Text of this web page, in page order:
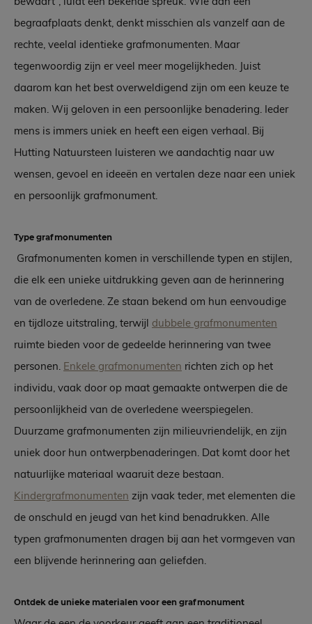
begraafplaats denkt, denkt misschien als vanzelf aan de
rechte, veelal identieke grafmonumenten. Maar
tegenwoordig zijn er veel meer mogelijkheden. Juist
daarom kan het best overweldigend zijn om een keuze te
maken. Wij geloven in een persoonlijke benadering. Ieder
mens is immers uniek en heeft een eigen verhaal. Bij
Hutting Natuursteen luisteren we aandachtig naar uw
wensen, gevoel en ideeën en vertalen deze naar een uniek
en persoonlijk grafmonument.
Type grafmonumenten
Grafmonumenten komen in verschillende typen en stijlen,
die elk een unieke uitdrukking geven aan de herinnering
van de overledene. Ze staan bekend om hun eenvoudige
en tijdloze uitstraling, terwijl dubbele grafmonumenten
ruimte bieden voor de gedeelde herinnering van twee
personen. Enkele grafmonumenten richten zich op het
individu, vaak door op maat gemaakte ontwerpen die de
persoonlijkheid van de overledene weerspiegelen.
Duurzame grafmonumenten zijn milieuvriendelijk, en zijn
uniek door hun ontwerpbenaderingen. Dat komt door het
natuurlijke materiaal waaruit deze bestaan.
Kindergrafmonumenten zijn vaak teder, met elementen die
de onschuld en jeugd van het kind benadrukken. Alle
typen grafmonumenten dragen bij aan het vormgeven van
een blijvende herinnering aan geliefden.
Ontdek de unieke materialen voor een grafmonument